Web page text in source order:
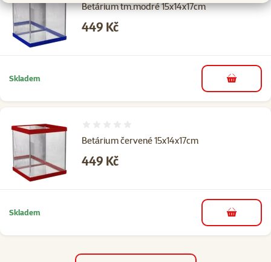
Betárium tm.modré 15x14x17cm
Cena
449 Kč
Skladem do košíku
Betárium červené 15x14x17cm
Cena
449 Kč
Skladem do košíku